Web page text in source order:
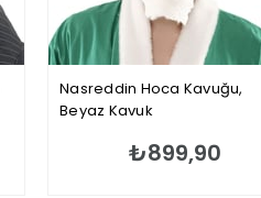
Nasreddin Hoca Kavuğu,
Beyaz Kavuk
₺899,90